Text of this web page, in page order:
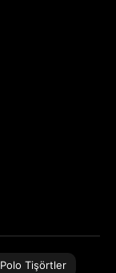
Polo Tişörtler